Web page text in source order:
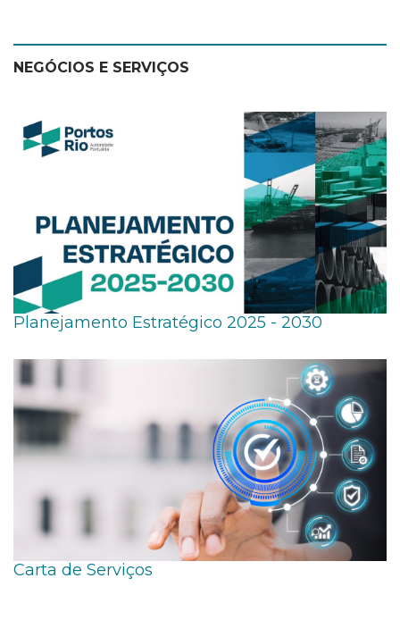
NEGÓCIOS E SERVIÇOS
Planejamento Estratégico 2025 - 2030
Carta de Serviços